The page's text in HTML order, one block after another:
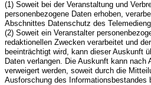
(1) Soweit bei der Veranstaltung und
personenbezogene Daten erhoben,
Abschnittes Datenschutz des
(2) Soweit ein Veranstalter
redaktionellen Zwecken verarbeitet und
beeinträchtigt wird, kann dieser Auskunft
Daten verlangen. Die Auskunft kann nach
verweigert werden, soweit durch die
Ausforschung des Informationsbestandes